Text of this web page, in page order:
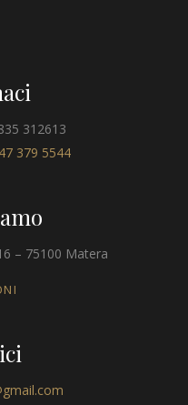
312613
379 5544
– 75100 Matera